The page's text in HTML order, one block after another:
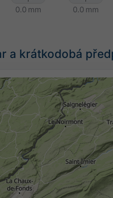
0.0 mm 0.0 mm
a krátkodobá